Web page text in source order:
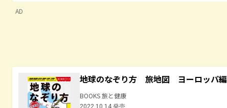
AD
地球のなぞり方 旅地図 ヨーロッパ編
BOOKS 旅と健康
2022.10.14 発売